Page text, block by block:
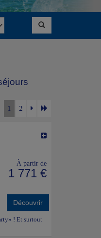
1 2
À partir de
1 771 €
Découvrir
! Et surtout